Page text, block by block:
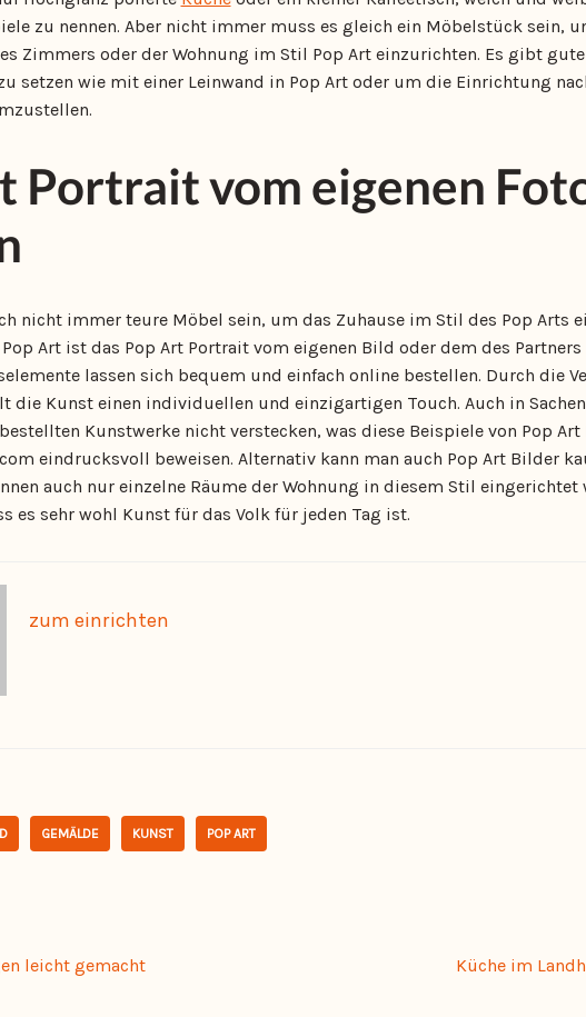
zu nennen. Aber nicht immer muss es gleich ein Möbelstück sein,
Zimmers oder der Wohnung im Stil Pop Art einzurichten. Es gibt
setzen wie mit einer Leinwand in Pop Art oder um die Einrichtung
Portrait vom eigenen
nicht immer teure Möbel sein, um das Zuhause im Stil des Pop Arts
Art ist das Pop Art Portrait vom eigenen Bild oder dem des
lassen sich bequem und einfach online bestellen. Durch die
die Kunst einen individuellen und einzigartigen Touch. Auch in
Kunstwerke nicht verstecken, was diese Beispiele von Pop
eindrucksvoll beweisen. Alternativ kann man auch Pop Art Bilder
auch nur einzelne Räume der Wohnung in diesem Stil eingerichtet
es sehr wohl Kunst für das Volk für jeden Tag ist.
zum einrichten
GEMÄLDE KUNST POP ART
leicht gemacht Küche im